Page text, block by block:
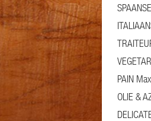
PAIN
OLIE &